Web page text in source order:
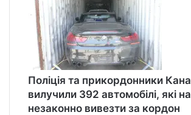
Поліція та прикордонники
вилучили 392 автомобілі, які
незаконно вивезти за кордон